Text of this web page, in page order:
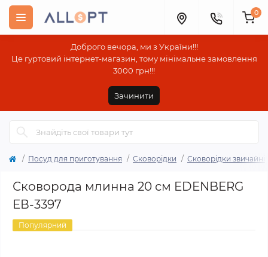
Доброго вечора, ми з України!!!
Це гуртовий інтернет-магазин, тому мінімальне замовлення
3000 грн!!!
Зачинити
0
Посуд для приготування Сковорідки Сковорідки звичайні
Сковорода млинна 20 см EDENBERG
ЕВ-3397
Популярний